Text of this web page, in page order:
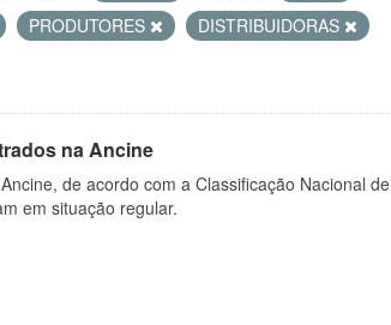
PRODUTORES
DISTRIBUIDORAS
na Ancine
de acordo com a Classificação Nacional de
em situação regular.